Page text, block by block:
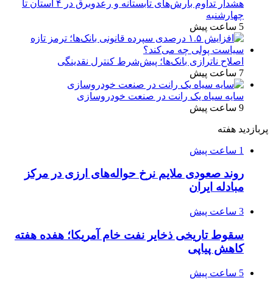
هشدار تداوم بارش‌های تابستانه و رعدوبرق در ۴ استان تا
چهارشنبه
5 ساعت پیش
اصلاح ناترازی بانک‌ها؛ پیش‌شرط کنترل نقدینگی
7 ساعت پیش
سایه سیاه یک رانت در صنعت خودروسازی
9 ساعت پیش
پربازدید هفته
1 ساعت پیش
روند صعودی ملایم نرخ حواله‌های ارزی در مرکز
مبادله ایران
3 ساعت پیش
سقوط تاریخی ذخایر نفت خام آمریکا؛ هفده هفته
کاهش پیاپی
5 ساعت پیش